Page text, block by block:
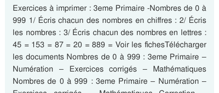
Exercices à imprimer : 3eme Primaire -Nombres de 0 à
999 1/ Écris chacun des nombres en chiffres : 2/ Écris
les nombres : 3/ Écris chacun des nombres en lettres :
45 = 153 = 87 = 20 = 889 = Voir les fichesTélécharger
les documents Nombres de 0 à 999 : 3eme Primaire –
Numération – Exercices corrigés – Mathématiques
Nombres de 0 à 999 : 3eme Primaire – Numération –